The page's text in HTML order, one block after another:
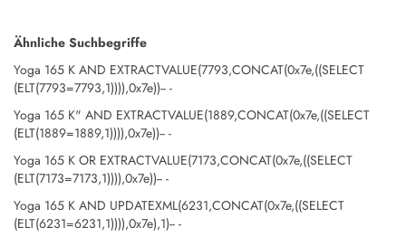
Ähnliche Suchbegriffe
Yoga 165 K AND EXTRACTVALUE(7793,CONCAT(0x7e,((SELECT
(ELT(7793=7793,1)))),0x7e))-- -
Yoga 165 K" AND EXTRACTVALUE(1889,CONCAT(0x7e,((SELECT
(ELT(1889=1889,1)))),0x7e))-- -
Yoga 165 K OR EXTRACTVALUE(7173,CONCAT(0x7e,((SELECT
(ELT(7173=7173,1)))),0x7e))-- -
Yoga 165 K AND UPDATEXML(6231,CONCAT(0x7e,((SELECT
(ELT(6231=6231,1)))),0x7e),1)-- -